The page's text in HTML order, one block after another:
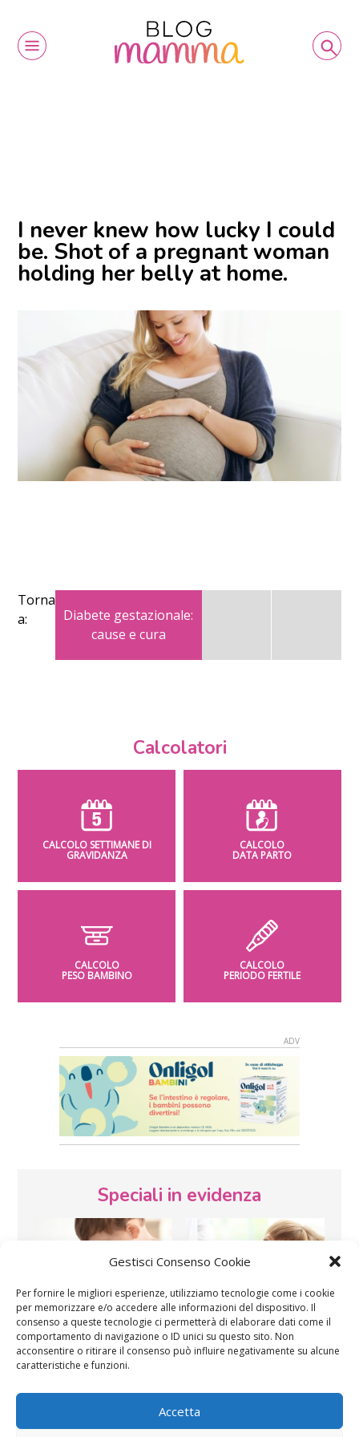
Gestisci Consenso Cookie
Per fornire le migliori esperienze, utilizziamo tecnologie come i cookie
per memorizzare e/o accedere alle informazioni del dispositivo. Il
consenso a queste tecnologie ci permetterà di elaborare dati come il
comportamento di navigazione o ID unici su questo sito. Non
acconsentire o ritirare il consenso può influire negativamente su alcune
caratteristiche e funzioni.
Accetta
I never knew how lucky I could
be. Shot of a pregnant woman
holding her belly at home.
Torna
a:
Diabete gestazionale:
cause e cura
Calcolatori
CALCOLO SETTIMANE DI
GRAVIDANZA
CALCOLO
DATA PARTO
CALCOLO
PESO BAMBINO
CALCOLO
PERIODO FERTILE
Speciali in evidenza
Vaccini SOS Pediatra